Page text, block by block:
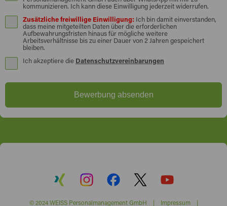
kommunizieren. Ich kann diese Einwilligung jederzeit widerrufen.
Zusätzliche freiwillige Einwilligung: Ich bin damit einverstanden,
dass meine mitgeteilten Daten über die erforderlichen
Aufbewahrungsfristen hinaus für mögliche weitere
Arbeitsverhältnisse bis zu einer Dauer von 2 Jahren gespeichert
bleiben.
Ich akzeptiere die Datenschutzvereinbarungen
Bewerbung absenden
© 2024 WEISS Personalmanagement GmbH | Impressum|